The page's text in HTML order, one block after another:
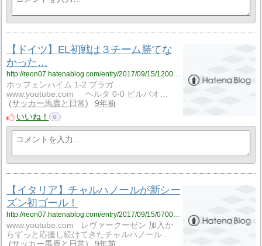
【ドイツ】EL初戦は３チーム勝てな
かった…
http://reon07.hatenablog.com/entry/2017/09/15/120000
ホッフェンハイム 1-2 ブラガ
www.youtube.com ヘルタ 0-0 ビルバオ…
サッカー馬鹿と日常
9年前
いいね！
0
【イタリア】チャルハノールが新シー
ズン初ゴール！
http://reon07.hatenablog.com/entry/2017/09/15/070000
www.youtube.com レヴァークーゼン 加入か
らずっと応援し続けてきたチャルハノール…
サッカー馬鹿と日常
9年前